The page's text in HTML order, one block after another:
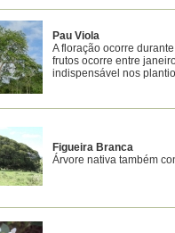
Pau Viola
A floração ocorre
frutos ocorre entre
indispensável nos
Figueira Branca
Árvore nativa também